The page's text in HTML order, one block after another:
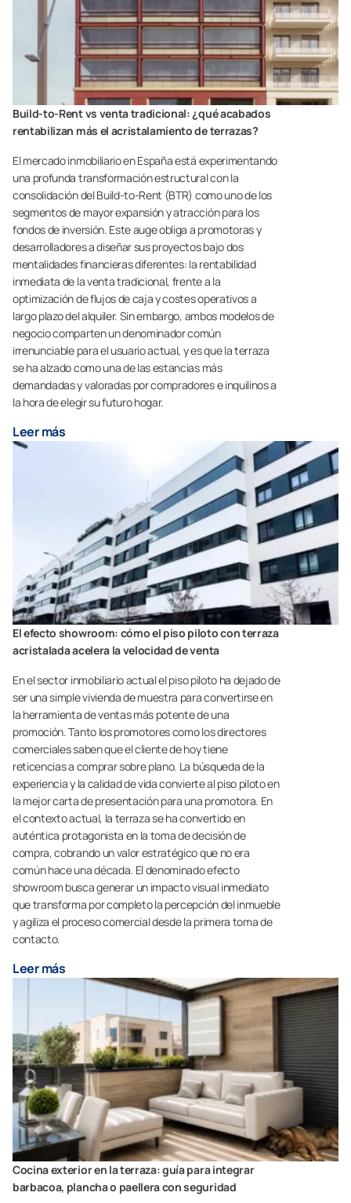
Build-to-Rent vs venta tradicional: ¿qué acabados
rentabilizan más el acristalamiento de terrazas?
El mercado inmobiliario en España está experimentando
una profunda transformación estructural con la
consolidación del Build-to-Rent (BTR) como uno de los
segmentos de mayor expansión y atracción para los
fondos de inversión. Este auge obliga a promotoras y
desarrolladores a diseñar sus proyectos bajo dos
mentalidades financieras diferentes: la rentabilidad
inmediata de la venta tradicional, frente a la
optimización de flujos de caja y costes operativos a
largo plazo del alquiler. Sin embargo, ambos modelos de
negocio comparten un denominador común
irrenunciable para el usuario actual, y es que la terraza
se ha alzado como una de las estancias más
demandadas y valoradas por compradores e inquilinos a
la hora de elegir su futuro hogar.
Leer más
El efecto showroom: cómo el piso piloto con terraza
acristalada acelera la velocidad de venta
En el sector inmobiliario actual el piso piloto ha dejado de
ser una simple vivienda de muestra para convertirse en
la herramienta de ventas más potente de una
promoción. Tanto los promotores como los directores
comerciales saben que el cliente de hoy tiene
reticencias a comprar sobre plano. La búsqueda de la
experiencia y la calidad de vida convierte al piso piloto en
la mejor carta de presentación para una promotora. En
el contexto actual, la terraza se ha convertido en
auténtica protagonista en la toma de decisión de
compra, cobrando un valor estratégico que no era
común hace una década. El denominado efecto
showroom busca generar un impacto visual inmediato
que transforma por completo la percepción del inmueble
y agiliza el proceso comercial desde la primera toma de
contacto.
Leer más
Cocina exterior en la terraza: guía para integrar
barbacoa, plancha o paellera con seguridad